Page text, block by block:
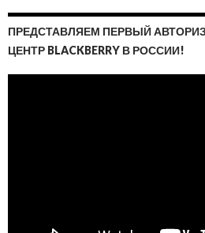
ПРЕДСТАВЛЯЕМ ПЕРВЫЙ
ЦЕНТР BLACKBERRY В РОССИИ!